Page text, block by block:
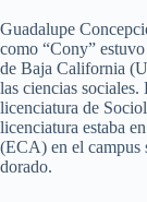
Guadalupe
como “Cony”
de Baja California
las ciencias sociales.
licenciatura de
licenciatura estaba
(ECA) en el campus
dorado.